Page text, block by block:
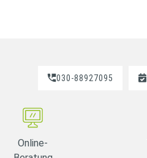
030-88927095
Online-